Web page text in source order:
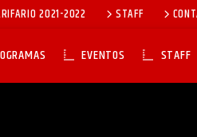
2021-2022 STAFF
EVENTOS STAFF